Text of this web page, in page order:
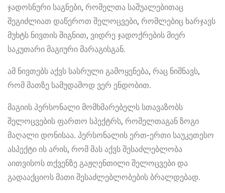
ჯადოსნური საგნები, რომელთა საშუალებითაც
შეგიძლიათ დაწეროთ შელოცვები, რომლებიც ხარჯავს
მუხტს ნივთის შიგნით, ვიდრე ჯადოქრების მიერ
საკუთარი მაგიური მარაგისგან.
ამ ნივთებს აქვს სასრული გამოყენება, რაც ნიშნავს,
რომ მათზე სამუდამოდ ვერ ენდობით.
მაგიის პერსონალი მომხმარებელს სთავაზობს
შელოცვების ფართო სპექტრს, რომელთაგან ზოგი
მაღალი დონისაა. პერსონალის ერთ-ერთი საუკეთესო
ასპექტი ის არის, რომ მას აქვს შესაძლებლობა
აითვისოს თქვენზე გაჟღენთილი შელოცვები და
გადააქციოს მათი შესაძლებლობების ბრალდებად.